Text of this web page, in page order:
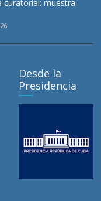
curatorial: muestra
Desde la
Presidencia